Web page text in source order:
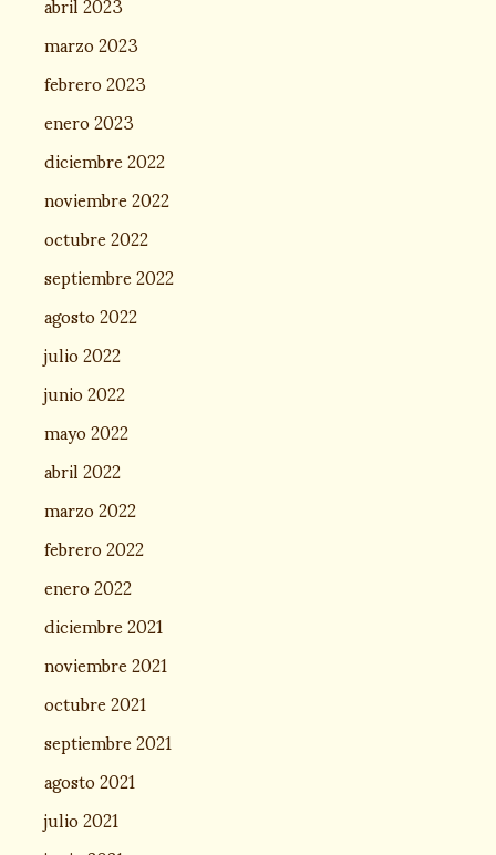
marzo 2023
febrero 2023
enero 2023
diciembre 2022
noviembre 2022
octubre 2022
septiembre 2022
agosto 2022
julio 2022
junio 2022
mayo 2022
abril 2022
marzo 2022
febrero 2022
enero 2022
diciembre 2021
noviembre 2021
octubre 2021
septiembre 2021
agosto 2021
julio 2021